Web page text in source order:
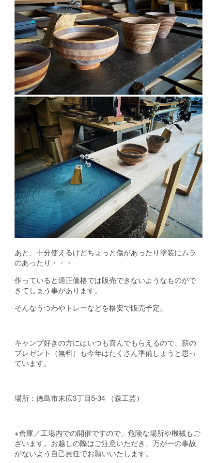
あと、十分使えるけどちょっと傷があったり塗装にムラ
のあったり・・・
作っていると適正価格では販売できないようなものがで
きてしまう事があります。
そんなうつわやトレーなどを格安で販売予定。
キャンプ好きの方にはいつも喜んでもらえるので、薪の
プレゼント（無料）も今年はたくさん準備しょうと思っ
ています。
場所：徳島市末広3丁目5-34 （森工芸）
※倉庫／工場内での開催ですので、危険な場所や機械もご
ざいます。お越しの際はご注意いただき、万が一の事故
がないよう自己責任でお願いいたします。